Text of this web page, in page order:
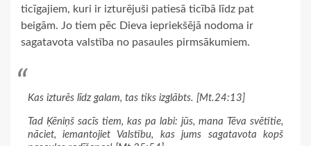
ticīgajiem, kuri ir izturējuši patiesā ticībā līdz pat
beigām. Jo tiem pēc Dieva iepriekšējā nodoma ir
sagatavota valstība no pasaules pirmsākumiem.
Kas izturēs līdz galam, tas tiks izglābts. [Mt.24:13]
Tad Ķēniņš sacīs tiem, kas pa labi: jūs, mana Tēva svētītie,
nāciet, iemantojiet Valstību, kas jums sagatavota kopš